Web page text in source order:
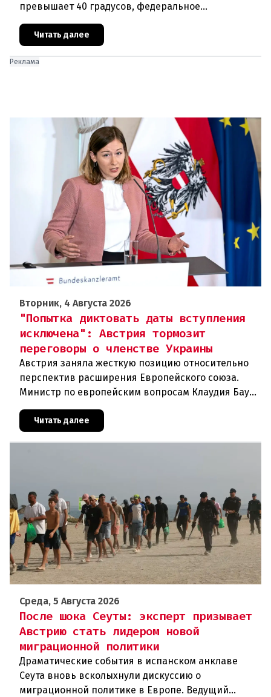
превышает 40 градусов, федеральное
проблемы перегрева жилых помещений. В среду н
Читать далее
Реклама
Вторник, 4 Августа 2026
"Попытка диктовать даты вступления
исключена": Австрия тормозит
переговоры о членстве Украины
Австрия заняла жесткую позицию относительно
перспектив расширения Европейского союза.
Министр по европейским вопросам Клаудия Бауэр
(ÖVP) категорически исключила возможность
ускоренного присоединения
Читать далее
Среда, 5 Августа 2026
После шока Сеуты: эксперт призывает
Австрию стать лидером новой
миграционной политики
Драматические события в испанском анклаве
Сеута вновь всколыхнули дискуссию о
миграционной политике в Европе. Ведущий